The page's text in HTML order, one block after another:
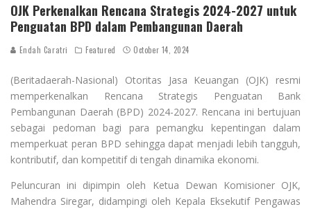
OJK Perkenalkan Rencana Strategis 2024-2027 untuk
Penguatan BPD dalam Pembangunan Daerah
Endah Caratri Featured October 14, 2024
(Beritadaerah-Nasional) Otoritas Jasa Keuangan (OJK) resmi
memperkenalkan Rencana Strategis Penguatan Bank
Pembangunan Daerah (BPD) 2024-2027. Rencana ini bertujuan
sebagai pedoman bagi para pemangku kepentingan dalam
memperkuat peran BPD sehingga dapat menjadi lebih tangguh,
kontributif, dan kompetitif di tengah dinamika ekonomi.
Peluncuran ini dipimpin oleh Ketua Dewan Komisioner OJK,
Mahendra Siregar, didampingi oleh Kepala Eksekutif Pengawas